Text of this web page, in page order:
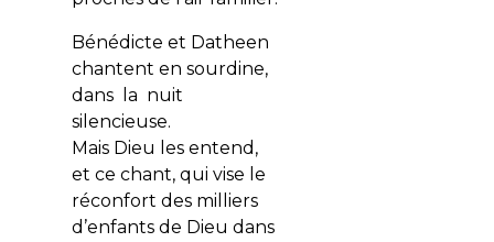
Bénédicte et Datheen
chantent en sourdine,
dans la nuit
silencieuse.
Mais Dieu les entend,
et ce chant, qui vise le
réconfort des milliers
d’enfants de Dieu dans